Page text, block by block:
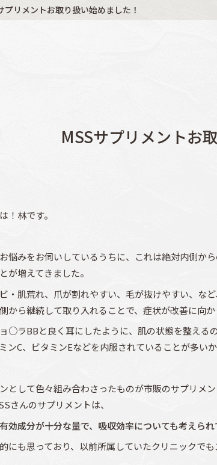
プリメントお取り扱い始めました！
MSSサプリメントお
！林です。
悩みをお伺いしているうちに、これは絶対内側か
が増えてきました。
・肌荒れ、爪が割れやすい、毛が抜けやすい、な
から継続して取り入れることで、症状が改善に向か
○ラBBと良く耳にしたように、肌の状態を整える
ンC、ビタミンEなどを内服されていることが多いか
として色々組み合わさったものが市販のサプリメ
さんのサプリメントは、
有効成分が十分な量で、吸収効率についても考えら
にも思っており、以前所属していたクリニックで